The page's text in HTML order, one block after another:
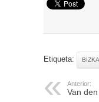
Etiqueta:
Anterior:
Van